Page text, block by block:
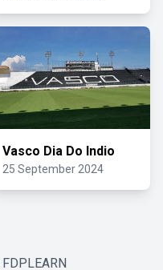
Vasco Dia Do Indio
25 September 2024
FDPLEARN